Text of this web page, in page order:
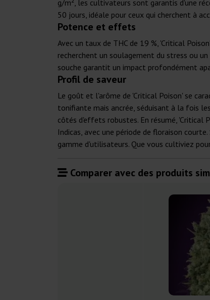
g/m², les cultivateurs sont garantis d'une
50 jours, idéale pour ceux qui cherchent à
Potence et effets
Avec un taux de THC de 19 %, 'Critical
recherchent un soulagement du stress ou
souche garantit un impact profondément
Profil de saveur
Le goût et l'arôme de 'Critical Poison' se
tonifiante mais ancrée, séduisant à la fois
côtés d'effets robustes. En résumé, 'Critical
Indicas, avec une période de floraison
gamme d'utilisateurs. Que vous cultiviez
Comparer avec des produits